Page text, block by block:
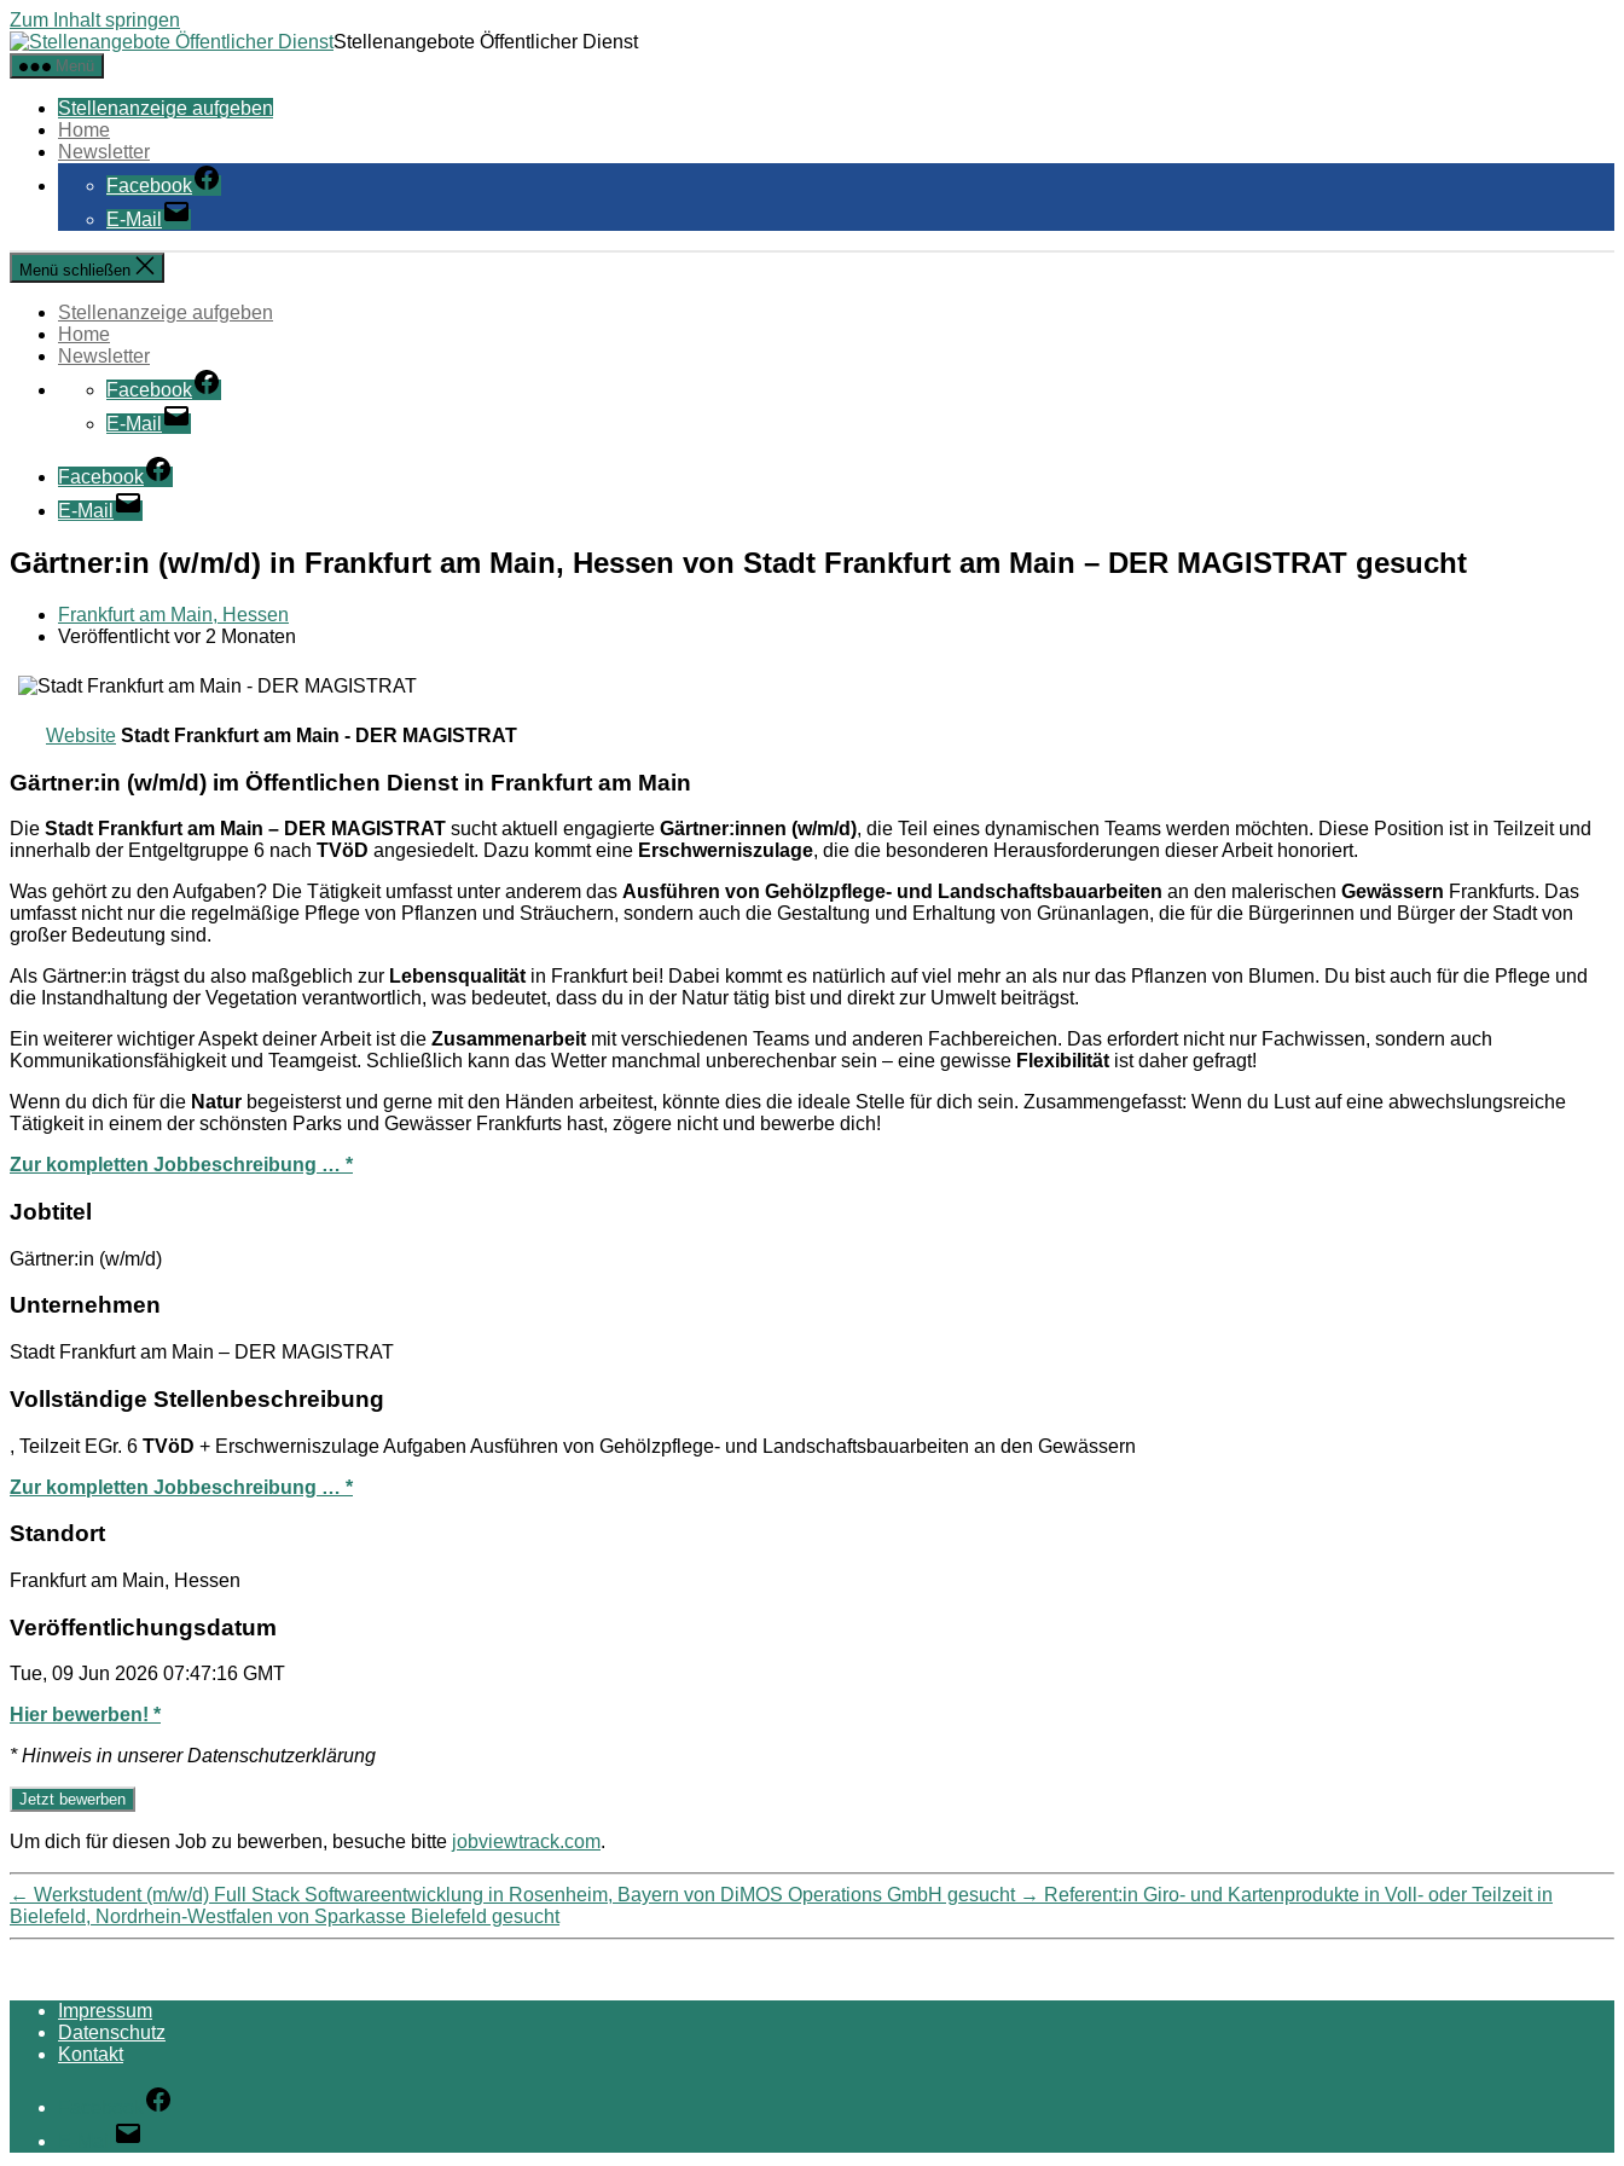
Zum Inhalt springen
Stellenangebote Öffentlicher Dienst
Menü
Stellenanzeige aufgeben
Home
Newsletter
Facebook
E-Mail
Menü schließen
Stellenanzeige aufgeben
Home
Newsletter
Facebook
E-Mail
Facebook
E-Mail
Gärtner:in (w/m/d) in Frankfurt am Main, Hessen von Stadt Frankfurt am Main – DER MAGISTRAT gesucht
Frankfurt am Main, Hessen
Veröffentlicht vor 2 Monaten
Website Stadt Frankfurt am Main - DER MAGISTRAT
Gärtner:in (w/m/d) im Öffentlichen Dienst in Frankfurt am Main
Die Stadt Frankfurt am Main – DER MAGISTRAT sucht aktuell engagierte Gärtner:innen (w/m/d), die Teil eines dynamischen Teams werden möchten. Diese Position ist in Teilzeit und
innerhalb der Entgeltgruppe 6 nach TVöD angesiedelt. Dazu kommt eine Erschwerniszulage, die die besonderen Herausforderungen dieser Arbeit honoriert.
Was gehört zu den Aufgaben? Die Tätigkeit umfasst unter anderem das Ausführen von Gehölzpflege- und Landschaftsbauarbeiten an den malerischen Gewässern Frankfurts. Das
umfasst nicht nur die regelmäßige Pflege von Pflanzen und Sträuchern, sondern auch die Gestaltung und Erhaltung von Grünanlagen, die für die Bürgerinnen und Bürger der Stadt von
großer Bedeutung sind.
Als Gärtner:in trägst du also maßgeblich zur Lebensqualität in Frankfurt bei! Dabei kommt es natürlich auf viel mehr an als nur das Pflanzen von Blumen. Du bist auch für die Pflege und
die Instandhaltung der Vegetation verantwortlich, was bedeutet, dass du in der Natur tätig bist und direkt zur Umwelt beiträgst.
Ein weiterer wichtiger Aspekt deiner Arbeit ist die Zusammenarbeit mit verschiedenen Teams und anderen Fachbereichen. Das erfordert nicht nur Fachwissen, sondern auch
Kommunikationsfähigkeit und Teamgeist. Schließlich kann das Wetter manchmal unberechenbar sein – eine gewisse Flexibilität ist daher gefragt!
Wenn du dich für die Natur begeisterst und gerne mit den Händen arbeitest, könnte dies die ideale Stelle für dich sein. Zusammengefasst: Wenn du Lust auf eine abwechslungsreiche
Tätigkeit in einem der schönsten Parks und Gewässer Frankfurts hast, zögere nicht und bewerbe dich!
Zur kompletten Jobbeschreibung … *
Jobtitel
Gärtner:in (w/m/d)
Unternehmen
Stadt Frankfurt am Main – DER MAGISTRAT
Vollständige Stellenbeschreibung
, Teilzeit EGr. 6 TVöD + Erschwerniszulage Aufgaben Ausführen von Gehölzpflege- und Landschaftsbauarbeiten an den Gewässern
Zur kompletten Jobbeschreibung … *
Standort
Frankfurt am Main, Hessen
Veröffentlichungsdatum
Tue, 09 Jun 2026 07:47:16 GMT
Hier bewerben! *
* Hinweis in unserer Datenschutzerklärung
Um dich für diesen Job zu bewerben, besuche bitte jobviewtrack.com.
← Werkstudent (m/w/d) Full Stack Softwareentwicklung in Rosenheim, Bayern von DiMOS Operations GmbH gesucht → Referent:in Giro- und Kartenprodukte in Voll- oder Teilzeit in
Bielefeld, Nordrhein-Westfalen von Sparkasse Bielefeld gesucht
Impressum
Datenschutz
Kontakt